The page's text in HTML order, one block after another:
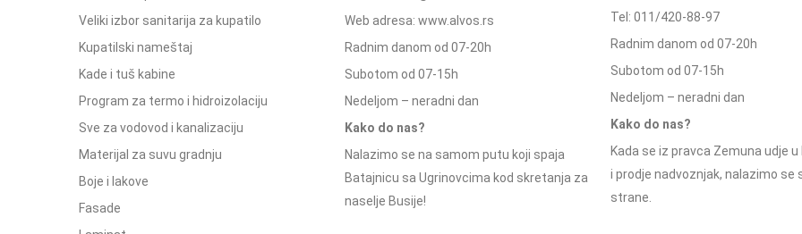
Veliki izbor sanitarija za kupatilo
Kupatilski nameštaj
Kade i tuš kabine
Program za termo i hidroizolaciju
Sve za vodovod i kanalizaciju
Materijal za suvu gradnju
Boje i lakove
Fasade
Web adresa: www.alvos.rs
Radnim danom od 07-20h
Subotom od 07-15h
Nedeljom – neradni dan
Kako do nas?
Nalazimo se na samom putu koji spaja
Batajnicu sa Ugrinovcima kod skretanja za
naselje Busije!
Tel: 011/420-88-97
Radnim danom od 07-20h
Subotom od 07-15h
Nedeljom – neradni dan
Kako do nas?
Kada se iz pravca Zemuna udje
i prodje nadvoznjak, nalazimo se
strane.